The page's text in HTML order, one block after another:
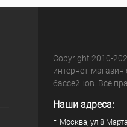
Copyright 2010-
интернет-
бассейнов. Все
Наши адреса:
г. Москва, ул.8